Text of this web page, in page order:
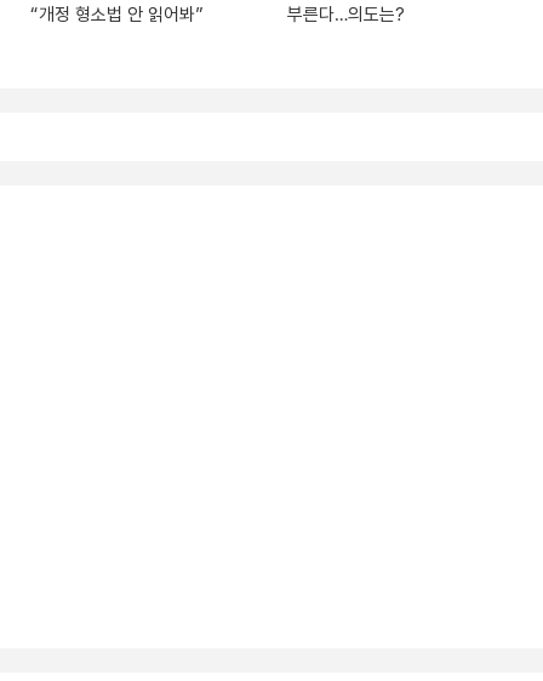
“개정 형소법 안 읽어봐”
부른다…의도는?